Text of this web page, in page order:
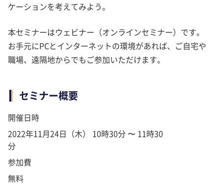
ケーションを考えてみよう。
本セミナーはウェビナー（オンラインセミナー）です。
お手元にPCとインターネットの環境があれば、ご自宅や
職場、遠隔地からでもご参加いただけます。
セミナー概要
開催日時
2022年11月24日（木） 10時30分 〜 11時30
分
参加費
無料